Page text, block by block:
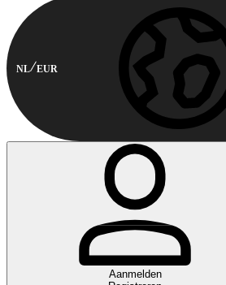
NL EUR
Aanmelden